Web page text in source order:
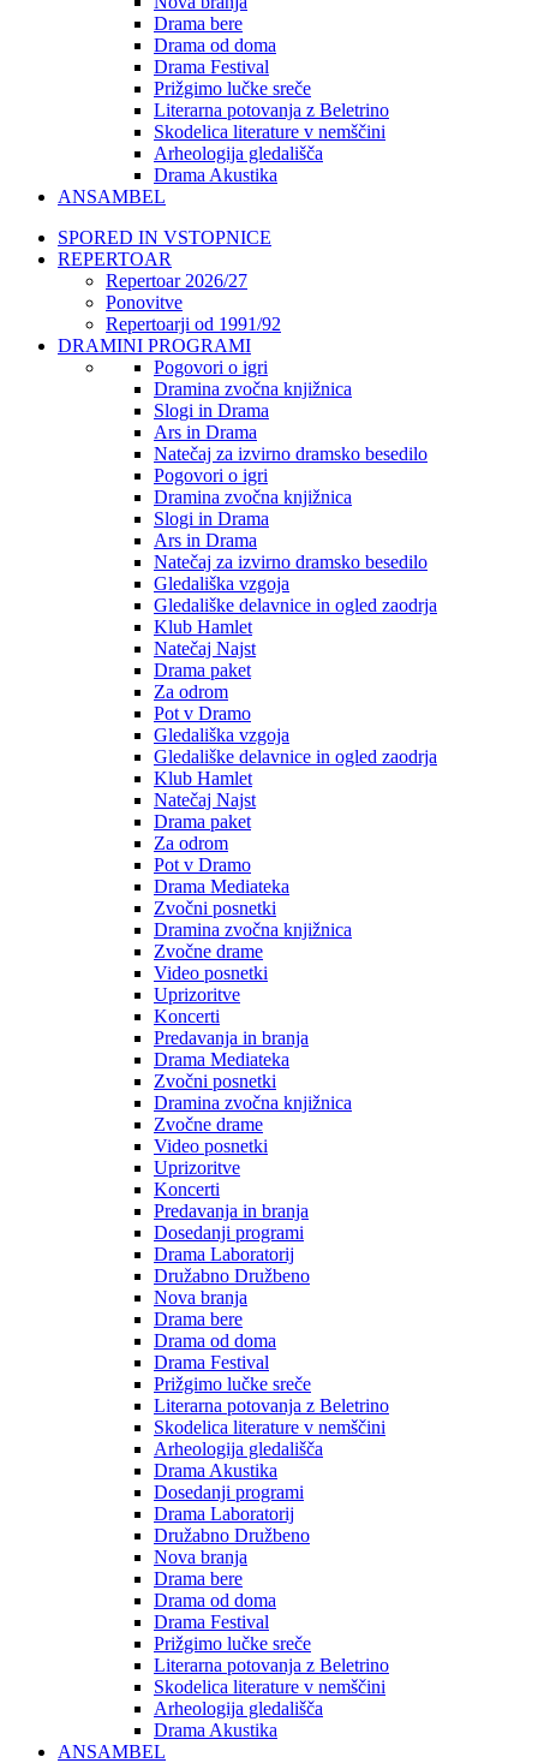
Drama bere
Drama od doma
Drama Festival
Prižgimo lučke sreče
Literarna potovanja z Beletrino
Skodelica literature v nemščini
Arheologija gledališča
Drama Akustika
ANSAMBEL
SPORED IN VSTOPNICE
REPERTOAR
Repertoar 2026/27
Ponovitve
Repertoarji od 1991/92
DRAMINI PROGRAMI
Pogovori o igri
Dramina zvočna knjižnica
Slogi in Drama
Ars in Drama
Natečaj za izvirno dramsko besedilo
Pogovori o igri
Dramina zvočna knjižnica
Slogi in Drama
Ars in Drama
Natečaj za izvirno dramsko besedilo
Gledališka vzgoja
Gledališke delavnice in ogled zaodrja
Klub Hamlet
Natečaj Najst
Drama paket
Za odrom
Pot v Dramo
Gledališka vzgoja
Gledališke delavnice in ogled zaodrja
Klub Hamlet
Natečaj Najst
Drama paket
Za odrom
Pot v Dramo
Drama Mediateka
Zvočni posnetki
Dramina zvočna knjižnica
Zvočne drame
Video posnetki
Uprizoritve
Koncerti
Predavanja in branja
Drama Mediateka
Zvočni posnetki
Dramina zvočna knjižnica
Zvočne drame
Video posnetki
Uprizoritve
Koncerti
Predavanja in branja
Dosedanji programi
Drama Laboratorij
Družabno Družbeno
Nova branja
Drama bere
Drama od doma
Drama Festival
Prižgimo lučke sreče
Literarna potovanja z Beletrino
Skodelica literature v nemščini
Arheologija gledališča
Drama Akustika
Dosedanji programi
Drama Laboratorij
Družabno Družbeno
Nova branja
Drama bere
Drama od doma
Drama Festival
Prižgimo lučke sreče
Literarna potovanja z Beletrino
Skodelica literature v nemščini
Arheologija gledališča
Drama Akustika
ANSAMBEL